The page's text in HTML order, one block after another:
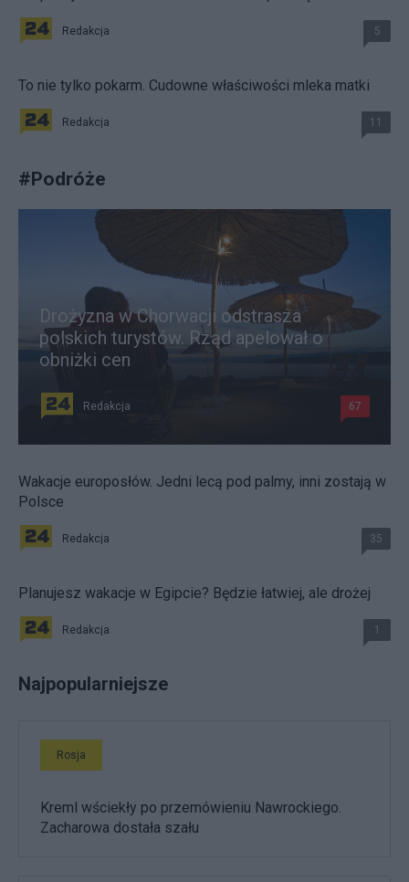
Redakcja 5
To nie tylko pokarm. Cudowne właściwości mleka matki
Redakcja 11
#Podróże
Drożyzna w Chorwacji odstrasza
polskich turystów. Rząd apelował o
obniżki cen
Redakcja 67
Wakacje europosłów. Jedni lecą pod palmy, inni zostają w
Polsce
Redakcja 35
Planujesz wakacje w Egipcie? Będzie łatwiej, ale drożej
Redakcja 1
Najpopularniejsze
Rosja
Kreml wściekły po przemówieniu Nawrockiego.
Zacharowa dostała szału